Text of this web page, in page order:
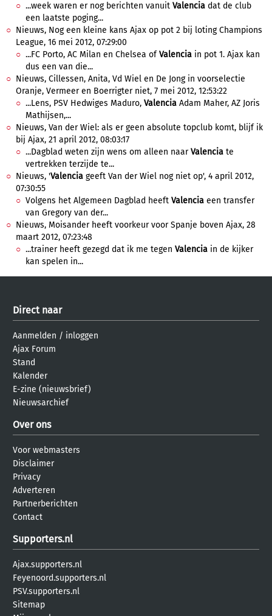
...week waren er nog berichten vanuit Valencia dat de club
een laatste poging...
Nieuws, Nog een kleine kans Ajax op pot 2 bij loting Champions
League, 16 mei 2012, 07:29:00
...FC Porto, AC Milan en Chelsea ofValencia in pot 1. Ajax kan
dus een van die...
Nieuws, Cillessen, Anita, Vd Wiel en De Jong in voorselectie
Oranje, Vermeer en Boerrigter niet, 7 mei 2012, 12:53:22
...Lens, PSV Hedwiges Maduro, Valencia Adam Maher, AZ Joris
Mathijsen,...
Nieuws, Van der Wiel: als er geen absolute topclub komt, blijf ik
bij Ajax, 21 april 2012, 08:03:17
...Dagblad weten zijn wens om alleen naarValencia te
vertrekken terzijde te...
Nieuws, 'Valencia geeft Van der Wiel nog niet op', 4 april 2012,
07:30:55
Volgens het Algemeen Dagblad heeft Valencia een transfer
van Gregory van der...
Nieuws, Moisander heeft voorkeur voor Spanje boven Ajax, 28
maart 2012, 07:23:48
...trainer heeft gezegd dat ik me tegen Valencia in de kijker
kan spelen in...
Direct naar
Aanmelden / inloggen
Ajax Forum
Stand
Kalender
E-zine (nieuwsbrief)
Nieuwsarchief
Over ons
Voor webmasters
Disclaimer
Privacy
Adverteren
Partnerberichten
Contact
Supporters.nl
Ajax.supporters.nl
Feyenoord.supporters.nl
PSV.supporters.nl
Sitemap